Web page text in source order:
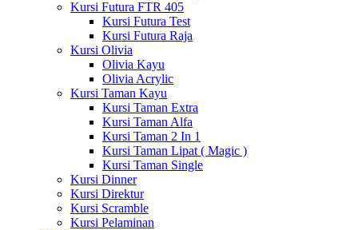
Kursi Futura FTR 405
Kursi Futura Test
Kursi Futura Raja
Kursi Olivia
Olivia Kayu
Olivia Acrylic
Kursi Taman Kayu
Kursi Taman Extra
Kursi Taman Alfa
Kursi Taman 2 In 1
Kursi Taman Lipat ( Magic )
Kursi Taman Single
Kursi Dinner
Kursi Direktur
Kursi Scramble
Kursi Pelaminan